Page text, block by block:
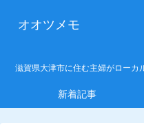
オオツメモ
滋賀県大津市に住む主婦がローカ
新着記事